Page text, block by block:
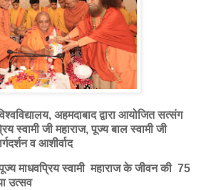
अहमदाबाद द्वारा आयोजित सत्संग
स्वामी जी महाराज, पूज्य बाल स्वामी जी
व आशीर्वाद
माधवप्रिय स्वामी महाराज के जीवन की 75
उत्सव